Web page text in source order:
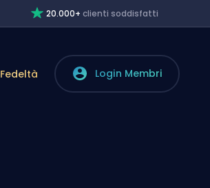
20.000+clienti soddisfatti
Fedeltà Login Membri